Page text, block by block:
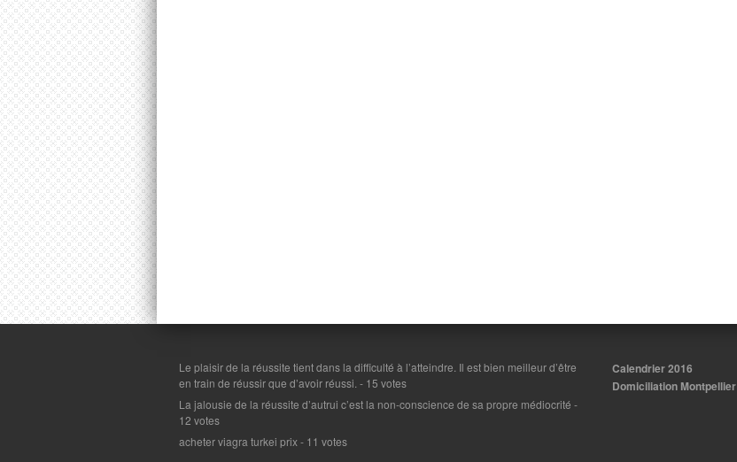
Le plaisir de la réussite tient dans la difficulté à l’atteindre. Il est bien meilleur d’être
en train de réussir que d’avoir réussi. - 15 votes
La jalousie de la réussite d’autrui c’est la non-conscience de sa propre médiocrité -
12 votes
acheter viagra turkei prix- 11 votes
Calendrier 2016
Domiciliation Montpellier